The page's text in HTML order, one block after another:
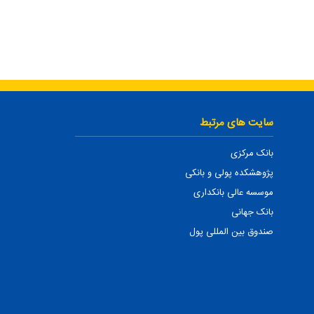
سایت های مرتبط
بانک مرکزی
پژوهشکده پولی و بانکی
موسسه عالی بانکداری
بانک جهانی
صندوق بین المللی پول